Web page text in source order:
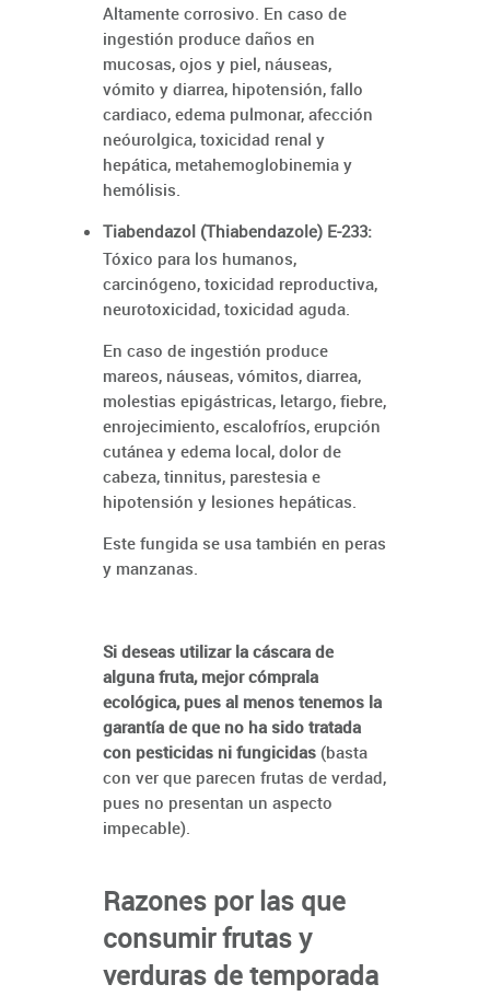
Altamente corrosivo. En caso de
ingestión produce daños en
mucosas, ojos y piel, náuseas,
vómito y diarrea, hipotensión, fallo
cardiaco, edema pulmonar, afección
neóurolgica, toxicidad renal y
hepática, metahemoglobinemia y
hemólisis.
Tiabendazol (Thiabendazole) E-233:
Tóxico para los humanos,
carcinógeno, toxicidad reproductiva,
neurotoxicidad, toxicidad aguda.
En caso de ingestión produce
mareos, náuseas, vómitos, diarrea,
molestias epigástricas, letargo, fiebre,
enrojecimiento, escalofríos, erupción
cutánea y edema local, dolor de
cabeza, tinnitus, parestesia e
hipotensión y lesiones hepáticas.
Este fungida se usa también en peras
y manzanas.
Si deseas utilizar la cáscara de
alguna fruta, mejor cómprala
ecológica, pues al menos tenemos la
garantía de que no ha sido tratada
con pesticidas ni fungicidas (basta
con ver que parecen frutas de verdad,
pues no presentan un aspecto
impecable).
Razones por las que
consumir frutas y
verduras de temporada